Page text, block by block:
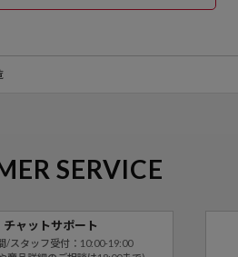
SERVICE
チャットサポート
/スタッフ受付：10:00-19:00